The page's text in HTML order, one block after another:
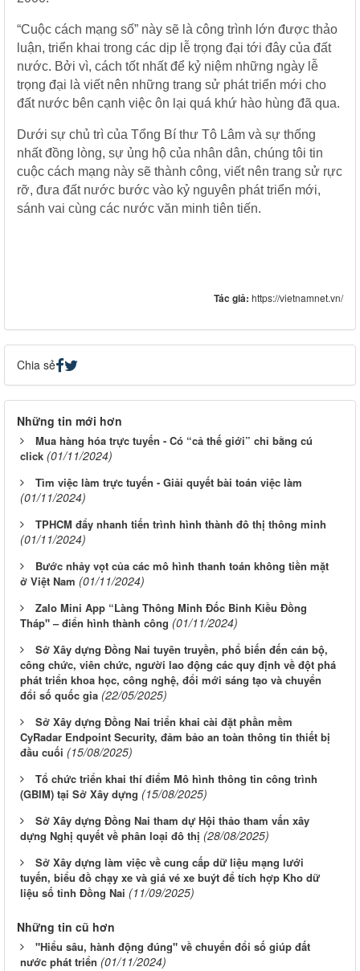
“Cuộc cách mạng số” này sẽ là công trình lớn được thảo
luận, triển khai trong các dịp lễ trọng đại tới đây của đất
nước. Bởi vì, cách tốt nhất để kỷ niệm những ngày lễ
trọng đại là viết nên những trang sử phát triển mới cho
đất nước bên cạnh việc ôn lại quá khứ hào hùng đã qua.
Dưới sự chủ trì của Tổng Bí thư Tô Lâm và sự thống
nhất đồng lòng, sự ủng hộ của nhân dân, chúng tôi tin
cuộc cách mạng này sẽ thành công, viết nên trang sử rực
rỡ, đưa đất nước bước vào kỷ nguyên phát triển mới,
sánh vai cùng các nước văn minh tiên tiến.
Tác giả: https://vietnamnet.vn/
Chia sẻ
Những tin mới hơn
Mua hàng hóa trực tuyến - Có “cả thế giới” chỉ bằng cú
click (01/11/2024)
Tìm việc làm trực tuyến - Giải quyết bài toán việc làm
(01/11/2024)
TPHCM đẩy nhanh tiến trình hình thành đô thị thông minh
(01/11/2024)
Bước nhảy vọt của các mô hình thanh toán không tiền mặt
ở Việt Nam (01/11/2024)
Zalo Mini App “Làng Thông Minh Đốc Binh Kiều Đồng
Tháp" – điển hình thành công (01/11/2024)
Sở Xây dựng Đồng Nai tuyên truyền, phổ biến đến cán bộ,
công chức, viên chức, người lao động các quy định về đột phá
phát triển khoa học, công nghệ, đổi mới sáng tạo và chuyển
đổi số quốc gia (22/05/2025)
Sở Xây dựng Đồng Nai triển khai cài đặt phần mềm
CyRadar Endpoint Security, đảm bảo an toàn thông tin thiết bị
đầu cuối (15/08/2025)
Tổ chức triển khai thí điểm Mô hình thông tin công trình
(GBIM) tại Sở Xây dựng (15/08/2025)
Sở Xây dựng Đồng Nai tham dự Hội thảo tham vấn xây
dựng Nghị quyết về phân loại đô thị (28/08/2025)
Sở Xây dựng làm việc về cung cấp dữ liệu mạng lưới
tuyến, biểu đồ chạy xe và giá vé xe buýt để tích hợp Kho dữ
liệu số tỉnh Đồng Nai (11/09/2025)
Những tin cũ hơn
"Hiểu sâu, hành động đúng" về chuyển đổi số giúp đất
nước phát triển (01/11/2024)